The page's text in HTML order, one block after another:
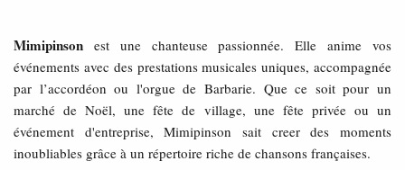
Mimipinson est une chanteuse passionnée. Elle anime vos
événements avec des prestations musicales uniques, accompagnée
par l’accordéon ou l'orgue de Barbarie. Que ce soit pour un
marché de Noël, une fête de village, une fête privée ou un
événement d'entreprise, Mimipinson sait creer des moments
inoubliables grâce à un répertoire riche de chansons françaises.